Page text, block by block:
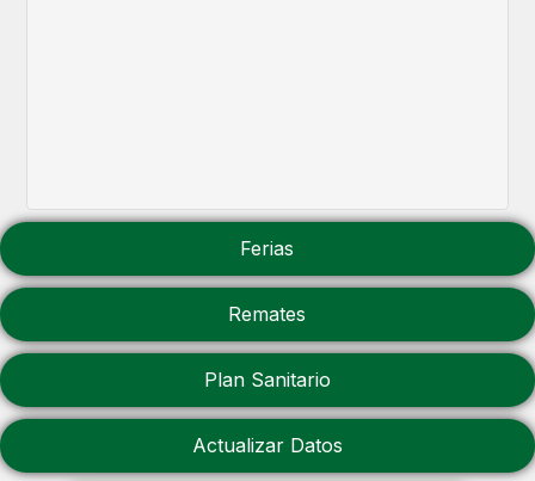
Ferias
Remates
Plan Sanitario
Actualizar Datos